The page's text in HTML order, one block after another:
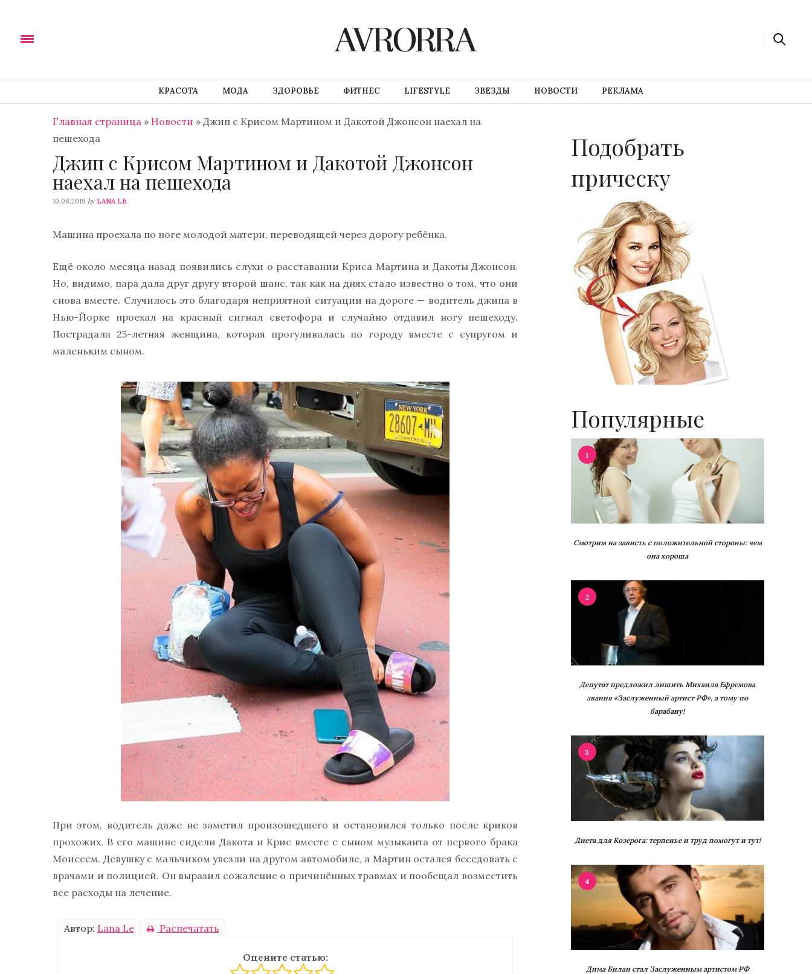
КРАСОТА МОДА ЗДОРОВЬЕ ФИТНЕС LIFESTYLE ЗВЕЗДЫ НОВОСТИ РЕКЛАМА
Главная страница » Новости » Джип с Крисом Мартином и Дакотой Джонсон наехал на
пешехода
Джип с Крисом Мартином и Дакотой Джонсон
наехал на пешехода
10.08.2019 by LANA LE
Машина проехала по ноге молодой матери, переводящей через дорогу ребёнка.
Ещё около месяца назад появились слухи о расставании Криса Мартина и Дакоты Джонсон.
Но, видимо, пара дала друг другу второй шанс, так как на днях стало известно о том, что они
снова вместе. Случилось это благодаря неприятной ситуации на дороге — водитель джипа в
Нью-Йорке проехал на красный сигнал светофора и случайно отдавил ногу пешеходу.
Пострадала 25-летняя женщина, которая прогуливалась по городу вместе с супругом и
маленьким сыном.
При этом, водитель даже не заметил произошедшего и остановился только после криков
прохожих. В его машине сидели Дакота и Крис вместе с сыном музыканта от первого брака
Моисеем. Девушку с мальчиком увезли на другом автомобиле, а Мартин остался беседовать с
врачами и полицией. Он выразил сожаление о причинённых травмах и пообещал возместить
все расходы на лечение.
Автор: Lana Le Распечатать
Оцените статью:
Подобрать
прическу
Популярные
1
Смотрим на зависть с положительной стороны: чем
она хороша
2
Депутат предложил лишить Михаила Ефремова
звания «Заслуженный артист РФ», а тому по
барабану!
3
Диета для Козерога: терпенье и труд помогут и тут!
4
Дима Билан стал Заслуженным артистом РФ